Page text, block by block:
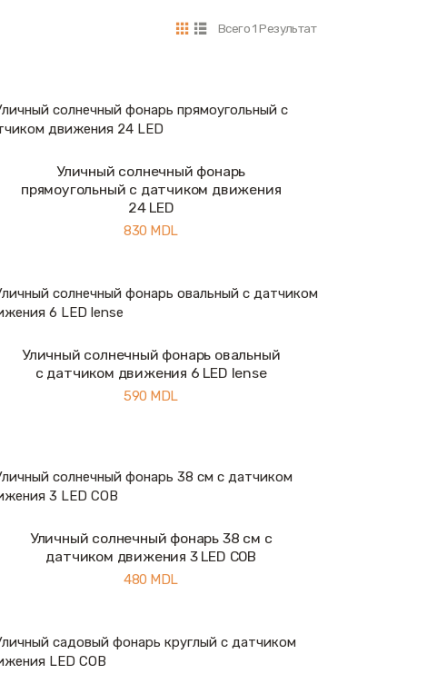
Всего 1 Результат
Купить Подробнее
Уличный солнечный фонарь
прямоугольный с датчиком движения
24 LED
830 MDL
Купить Подробнее
Уличный солнечный фонарь овальный
с датчиком движения 6 LED lense
590 MDL
Купить Подробнее
Уличный солнечный фонарь 38 см с
датчиком движения 3 LED COB
480 MDL